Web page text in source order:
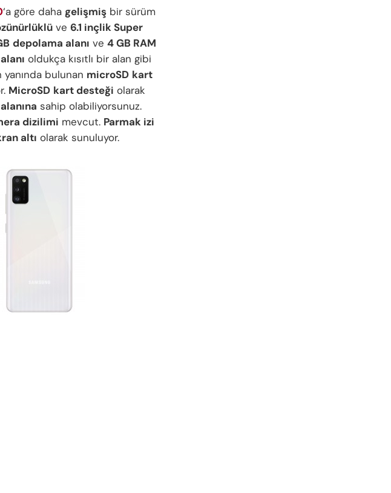
‘a göre daha gelişmiş bir sürüm
ve 6.1 inçlik Super
depolama alanı ve 4 GB RAM
oldukça kısıtlı bir alan gibi
bulunan microSD kart
MicroSD kart desteği olarak
sahip olabiliyorsunuz.
dizilimi mevcut. Parmak izi
altı olarak sunuluyor.